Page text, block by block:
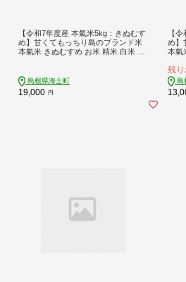
【令和7年度産 本氣米5kg：きぬむす
め】甘くてもっちり島のブランド米
本氣米 きぬむすめ お米 精米 白米 弁
島根県海士町
19,000 円
【
め】
本氣
残
島